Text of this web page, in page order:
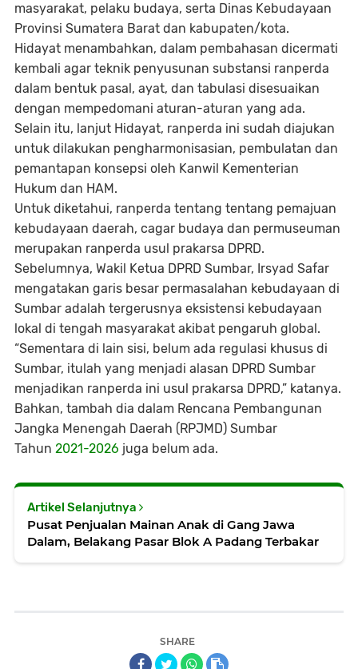
masyarakat, pelaku budaya, serta Dinas Kebudayaan
Provinsi Sumatera Barat dan kabupaten/kota.
Hidayat menambahkan, dalam pembahasan dicermati
kembali agar teknik penyusunan substansi ranperda
dalam bentuk pasal, ayat, dan tabulasi disesuaikan
dengan mempedomani aturan-aturan yang ada.
Selain itu, lanjut Hidayat, ranperda ini sudah diajukan
untuk dilakukan pengharmonisasian, pembulatan dan
pemantapan konsepsi oleh Kanwil Kementerian
Hukum dan HAM.
Untuk diketahui, ranperda tentang tentang pemajuan
kebudayaan daerah, cagar budaya dan permuseuman
merupakan ranperda usul prakarsa DPRD.
Sebelumnya, Wakil Ketua DPRD Sumbar, Irsyad Safar
mengatakan garis besar permasalahan kebudayaan di
Sumbar adalah tergerusnya eksistensi kebudayaan
lokal di tengah masyarakat akibat pengaruh global.
“Sementara di lain sisi, belum ada regulasi khusus di
Sumbar, itulah yang menjadi alasan DPRD Sumbar
menjadikan ranperda ini usul prakarsa DPRD,” katanya.
Bahkan, tambah dia dalam Rencana Pembangunan
Jangka Menengah Daerah (RPJMD) Sumbar
Tahun 2021-2026 juga belum ada.
Artikel Selanjutnya
Pusat Penjualan Mainan Anak di Gang Jawa
Dalam, Belakang Pasar Blok A Padang Terbakar
SHARE